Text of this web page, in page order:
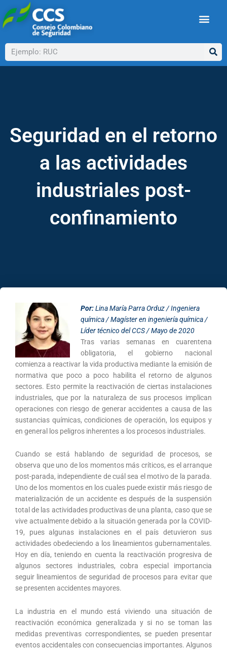
al
contenido
Buscar
Seguridad en el retorno
a las actividades
industriales post-
confinamiento
Por:Lina María Parra Orduz / Ingeniera
química / Magíster en ingeniería química /
Líder técnico del CCS / Mayo de 2020
Tras varias semanas en cuarentena
obligatoria, el gobierno nacional
comienza a reactivar la vida productiva mediante la emisión de
normativa que poco a poco habilita el retorno de algunos
sectores. Esto permite la reactivación de ciertas instalaciones
industriales, que por la naturaleza de sus procesos implican
operaciones con riesgo de generar accidentes a causa de las
sustancias químicas, condiciones de operación, los equipos y
en general los peligros inherentes a los procesos industriales.
Cuando se está hablando de seguridad de procesos, se
observa que uno de los momentos más críticos, es el arranque
post-parada, independiente de cuál sea el motivo de la parada.
Uno de los momentos en los cuales puede existir más riesgo de
materialización de un accidente es después de la suspensión
total de las actividades productivas de una planta, caso que se
vive actualmente debido a la situación generada por la COVID-
19, pues algunas instalaciones en el país detuvieron sus
actividades obedeciendo a los lineamientos gubernamentales.
Hoy en día, teniendo en cuenta la reactivación progresiva de
algunos sectores industriales, cobra especial importancia
seguir lineamientos de seguridad de procesos para evitar que
se presenten accidentes mayores.
La industria en el mundo está viviendo una situación de
reactivación económica generalizada y si no se toman las
medidas preventivas correspondientes, se pueden presentar
eventos accidentales con consecuencias importantes. Algunos